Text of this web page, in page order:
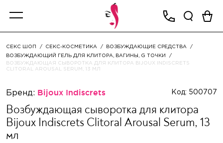
СЕКС ШОП СЕКС-КОСМЕТИКА
ВОЗБУЖДАЮЩИЕ СРЕДСТВА
ВОЗБУЖДАЮЩИЙ ГЕЛЬ ДЛЯ КЛИТОРА, ВАГИНЫ, G ТОЧКИ
ВОЗБУЖДАЮЩАЯ СЫВОРОТКА ДЛЯ КЛИТОРА BIJOUX INDISCRETS
CLITORAL AROUSAL SERUM, 13 МЛ
Бренд: Bijoux Indiscrets Код: 500707
Возбуждающая сыворотка для клитора
Bijoux Indiscrets Clitoral Arousal Serum, 13
мл